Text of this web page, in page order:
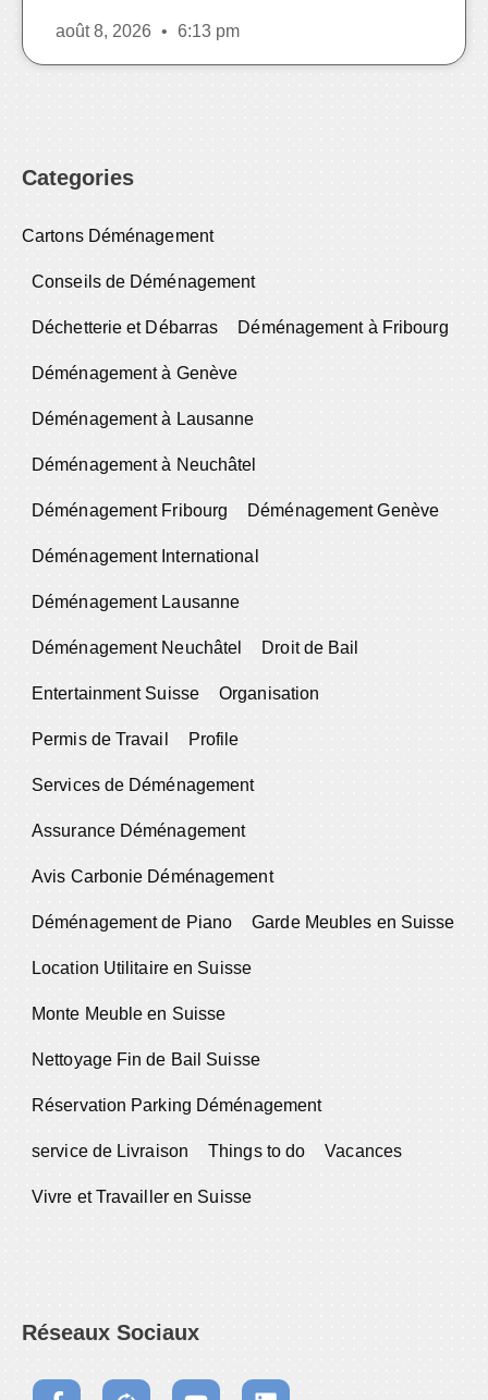
août 8, 2026 6:13 pm
Categories
Cartons Déménagement
Conseils de Déménagement
Déchetterie et Débarras Déménagement à Fribourg
Déménagement à Genève
Déménagement à Lausanne
Déménagement à Neuchâtel
Déménagement Fribourg Déménagement Genève
Déménagement International
Déménagement Lausanne
Déménagement Neuchâtel Droit de Bail
Entertainment Suisse Organisation
Permis de Travail Profile
Services de Déménagement
Assurance Déménagement
Avis Carbonie Déménagement
Déménagement de Piano Garde Meubles en Suisse
Location Utilitaire en Suisse
Monte Meuble en Suisse
Nettoyage Fin de Bail Suisse
Réservation Parking Déménagement
service de Livraison Things to do Vacances
Vivre et Travailler en Suisse
Réseaux Sociaux